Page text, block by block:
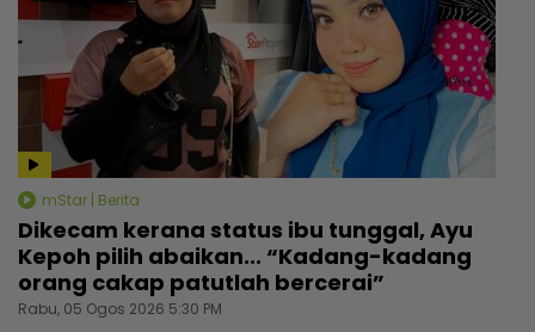
mStar | Berita
Dikecam kerana status ibu tunggal, Ayu
Kepoh pilih abaikan... “Kadang-kadang
orang cakap patutlah bercerai”
Rabu, 05 Ogos 2026 5:30 PM